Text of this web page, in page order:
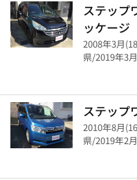
ステッ
ッケージ
2008年3月
県/2019年3
ステッ
2010年8月
県/2019年2